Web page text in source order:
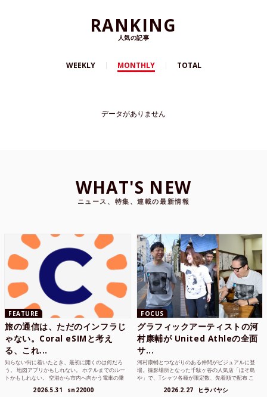
RANKING
人気の記事
WEEKLY MONTHLY TOTAL
データがありません
WHAT'S NEW
ニュース、特集、連載の最新情報
FEATURE
旅の通信は、ただのインフラじ
ゃない。Coral eSIMと考え
る、これ...
知らない街に着いたとき、最初に開くのは何だろ
う。 地図アプリかもしれない。 ホテルまでのルー
トかもしれない。 空港から市内へ向かう電車の乗
2026.5.31 sn22000
FOCUS
グラフィックアーティストの河
村康輔が United Athleの全面
サ...
河村康輔とつながりのある仲間がビジュアルに登
場。撮影場所となった千駄ヶ谷の人気店「ほそ島
や」で、Tシャツ各種が限定数、先着順で配布 こ
2026.2.27 ヒラバヤシ